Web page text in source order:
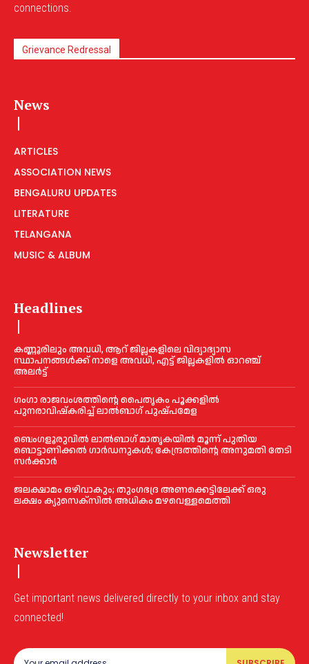
connections.
Grievance Redressal
News
ARTICLES
ASSOCIATION NEWS
BENGALURU UPDATES
LITERATURE
TELANGANA
MUSIC & ALBUM
Headlines
കണ്ണൂരിലും അവധി, ആറ് ജില്ലകളിലെ വിദ്യാഭ്യാസ
സ്ഥാപനങ്ങൾക്ക് നാളെ അവധി, എട്ട് ജില്ലകളിൽ ഓറഞ്ച്
അലർട്ട്
ഗംഗാ രാജവംശത്തിന്റെ പൈതൃകം പൂക്കളിൽ
പുനരാവിഷ്‌കരിച്ച് ലാൽബാഗ് പുഷ്പമേള
ബെംഗളൂരുവിൽ ലാൽബാഗ് മാതൃകയിൽ മൂന്ന് പുതിയ
ബൊട്ടാണിക്കൽ ഗാർഡനുകൾ; കേന്ദ്രത്തിന്റെ അനുമതി തേടി
സർക്കാർ
ജലക്ഷാമം ഒഴിവാകും; തുംഗഭദ്ര അണക്കെട്ടിലേക്ക് ഒരു
ലക്ഷം ക്യുസെക്സില്‍ അധികം മഴവെള്ളമെത്തി
Newsletter
Get important news delivered directly to your inbox and stay
connected!